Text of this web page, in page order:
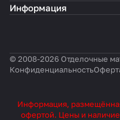
Информация
© 2008-2026 Отделочные
Конфиденциальность
Информация,
офертой. Цены и